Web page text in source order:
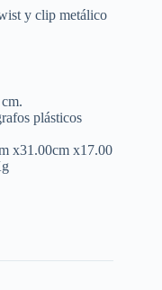
y clip metálico
plásticos
x31.00cm x17.00